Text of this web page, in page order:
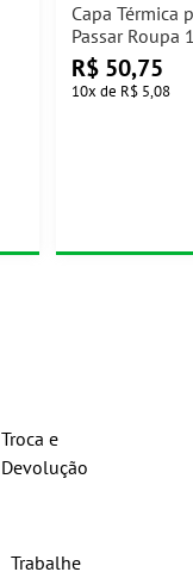
Capa Térmica
Passar Roupa
R$ 50,75
10x de R$ 5,08
Troca e
Devolução
Trabalhe